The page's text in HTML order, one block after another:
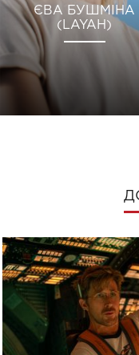
ЄВА БУШМІНА
(LAYAH)